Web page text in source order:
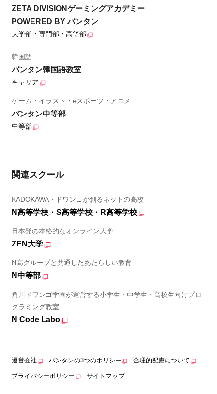
ZETA DIVISIONゲーミングアカデミー
POWERED BY バンタン
大学部・専門部・高等部
韓国語
バンタン韓国語教室
キャリア
ゲーム・イラスト・eスポーツ・アニメ
バンタン中等部
中等部
関連スクール
KADOKAWA・ドワンゴが創るネットの高校
N高等学校・S高等学校・R高等学校
日本発の本格的なオンライン大学
ZEN大学
N高グループと共通したあたらしい教育
N中等部
角川ドワンゴ学園が運営する小学生・中学生・高校生向けプロ
グラミング教室
N Code Labo
運営会社 バンタンの3つのポリシー 合理的配慮について
プライバシーポリシー サイトマップ